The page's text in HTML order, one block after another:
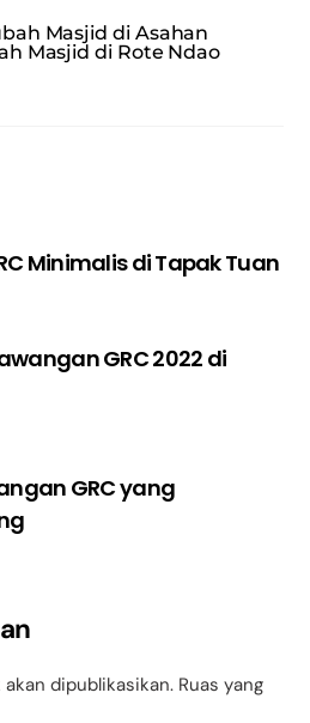
Masjid di Asahan
Masjid di Rote Ndao
Minimalis di Tapak Tuan
GRC 2022 di
GRC yang
dipublikasikan. Ruas yang